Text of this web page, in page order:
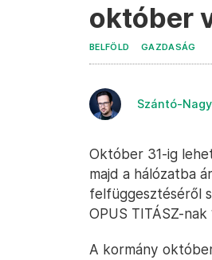
október
BELFÖLD GAZDASÁG
Szántó-
Október 31-ig
majd a hálózatba
felfüggesztéséről
OPUS TITÁSZ-
A kormány